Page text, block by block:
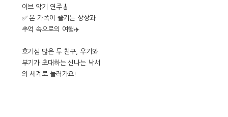
이브 악기 연주🎸
✅ 온 가족이 즐기는 상상과
추억 속으로의 여행✈️
호기심 많은 두 친구, 우기와
부기가 초대하는 신나는 낙서
의 세계로 놀러가요!